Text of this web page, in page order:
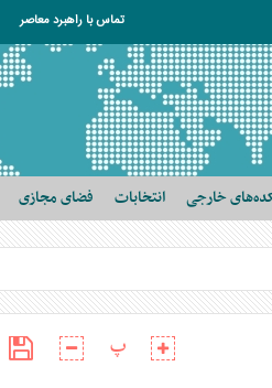
تماس با راهبرد معاصر
خارجی انتخابات فضای مجازی
پ